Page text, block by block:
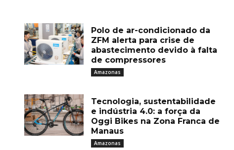
Polo de ar-condicionado da
ZFM alerta para crise de
abastecimento devido à falta
de compressores
Amazonas
Tecnologia, sustentabilidade
e indústria 4.0: a força da
Oggi Bikes na Zona Franca de
Manaus
Amazonas